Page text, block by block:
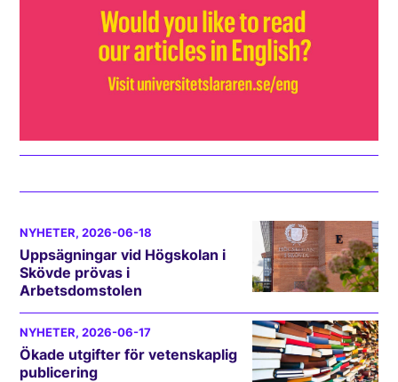
NYHETER, 2026-06-18
Uppsägningar vid Högskolan i
Skövde prövas i
Arbetsdomstolen
NYHETER, 2026-06-17
Ökade utgifter för vetenskaplig
publicering